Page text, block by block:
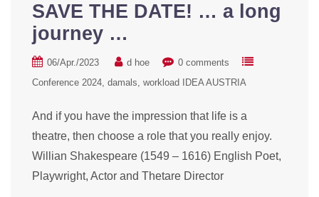
SAVE THE DATE! … a long
journey …
06/Apr./2023 d hoe
0 comments
Conference 2024 damals workload IDEA AUSTRIA
And if you have the impression that life is a
theatre, then choose a role that you really enjoy.
Willian Shakespeare (1549 – 1616) English Poet,
Playwright, Actor and Thetare Director